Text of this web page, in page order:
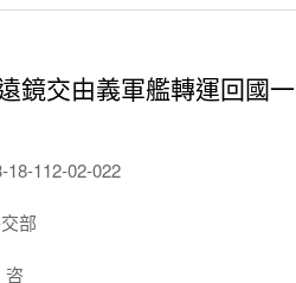
鏡交由義軍艦轉運回國
18-112-02-022
部
咨